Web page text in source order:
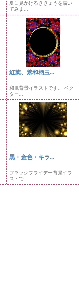
夏に見かけるききょうを描い
てみま...
紅葉、紫和柄玉...
和風背景イラストです。 ベク
ター...
黒・金色・キラ...
ブラックフライデー背景イラ
ストで...